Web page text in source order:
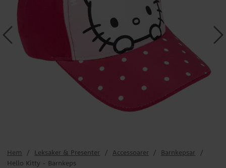
Hem Leksaker & Presenter Accessoarer
Barnkepsar
Hello Kitty - Barnkeps